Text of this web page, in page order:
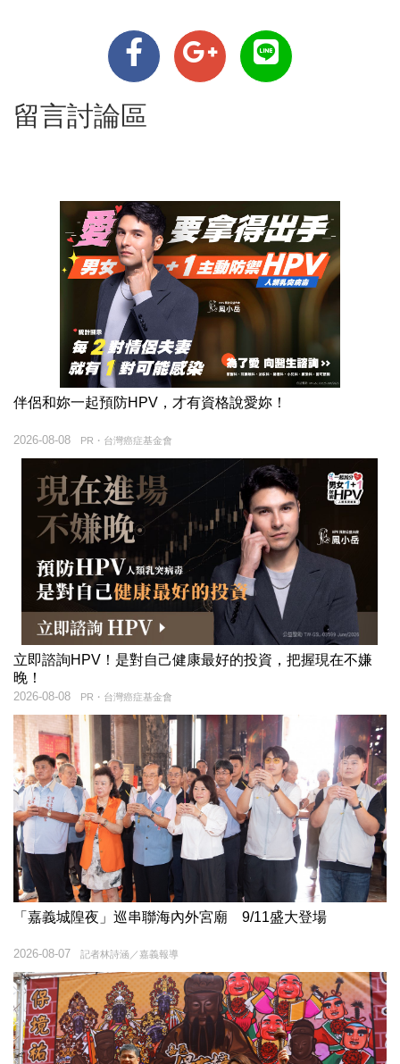
留言討論區
伴侶和妳一起預防HPV，才有資格說愛妳！
PR・台灣癌症基金會
2026-08-08
立即諮詢HPV！是對自己健康最好的投資，把握現在不嫌
晚！
PR・台灣癌症基金會
2026-08-08
「嘉義城隍夜」巡串聯海內外宮廟 9/11盛大登場
記者林詩涵／嘉義報導
2026-08-07